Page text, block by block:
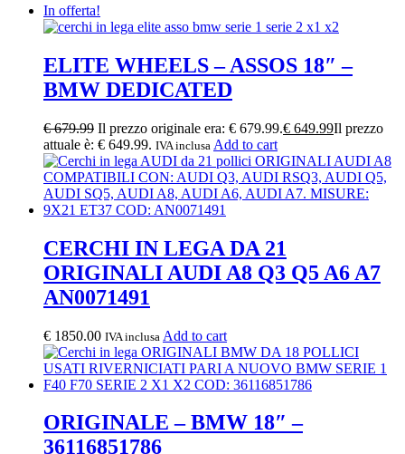
In offerta!
ELITE WHEELS – ASSOS 18″ –
BMW DEDICATED
€679.99 Il prezzo originale era: € 679.99.€ 649.99Il prezzo
attuale è: € 649.99. IVA inclusa Add to cart
CERCHI IN LEGA DA 21
ORIGINALI AUDI A8 Q3 Q5 A6 A7
AN0071491
€ 1850.00 IVA inclusa Add to cart
ORIGINALE – BMW 18″ –
36116851786